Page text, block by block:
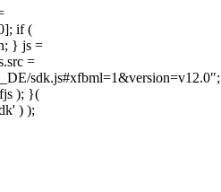
if (
} js =
=
sdk.js#xfbml=1&version=v12.0";
); }(
) );